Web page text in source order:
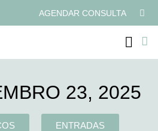
AGENDAR CONSULTA
23, 2025
ENTRADAS